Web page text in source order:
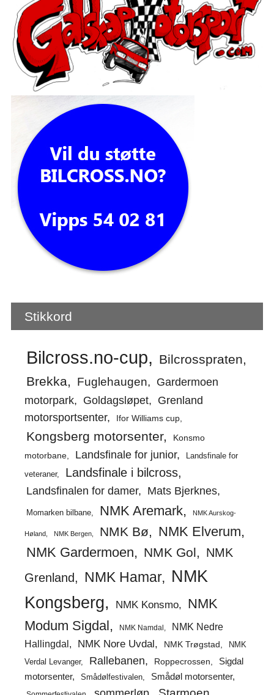
Stikkord
Bilcross.no-cup
Bilcrosspraten
Brekka
Fuglehaugen
Gardermoen
motorpark
Goldagsløpet
Grenland
motorsportsenter
Ifor Williams cup
Kongsberg motorsenter
Konsmo
motorbane
Landsfinale for junior
Landsfinale for
veteraner
Landsfinale i bilcross
Landsfinalen for damer Mats Bjerknes
Momarken bilbane NMK Aremark NMK Aurskog-
Høland NMK Bergen NMK Bø NMK Elverum
NMK Gardermoen NMK Gol
NMK
Grenland
NMK Hamar
NMK
Kongsberg
NMK Konsmo
NMK
Modum Sigdal
NMK Namdal
NMK Nedre
Hallingdal
NMK Nore Uvdal NMK Trøgstad
NMK
Verdal Levanger
Rallebanen Roppecrossen
Sigdal
motorsenter
Smådølfestivalen Smådøl motorsenter